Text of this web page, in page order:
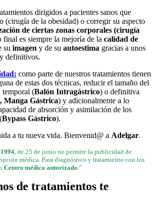
dirigidos a pacientes sanos que
(cirugía de la obesidad) o corregir su aspecto
de ciertas zonas corporales (cirugía
final es siempre la mejoría de la calidad de
su imagen y de su autoestima gracias a unos
definitivos.
como parte de nuestros tratamientos tienen
de estas dos técnicas, reducir el tamaño del
temporal (Balón Intragástrico) o definitiva
Manga Gástrica) y adicionalmente a lo
de absorción y asimilación de los
Bypass Gástrico).
a tu nueva vida. Bienvenid@ a Adelgar.
, de 25 de junio no permite la publicidad de
médica. Para diagnóstico y tratamiento con los
Centro médico autorizado .”
de tratamientos te